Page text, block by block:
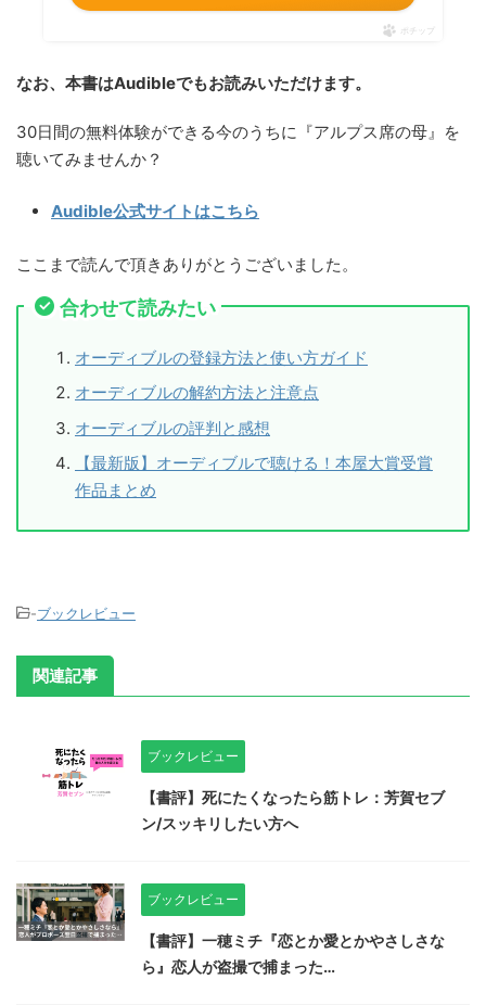
ポチップ
なお、本書はAudibleでもお読みいただけます。
30日間の無料体験ができる今のうちに『アルプス席の母』を
聴いてみませんか？
Audible公式サイトはこちら
ここまで読んで頂きありがとうございました。
合わせて読みたい
オーディブルの登録方法と使い方ガイド
オーディブルの解約方法と注意点
オーディブルの評判と感想
【最新版】オーディブルで聴ける！本屋大賞受賞
作品まとめ
-ブックレビュー
関連記事
ブックレビュー
【書評】死にたくなったら筋トレ：芳賀セブ
ン/スッキリしたい方へ
ブックレビュー
【書評】一穂ミチ『恋とか愛とかやさしさな
ら』恋人が盗撮で捕まった…